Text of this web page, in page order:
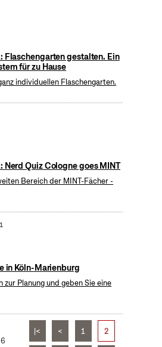
Flaschengarten gestalten. Ein
für zu Hause
individuellen Flaschengarten.
Nerd Quiz Cologne goes MINT
Bereich der MINT-Fächer -
in Köln-Marienburg
zur Planung und geben Sie eine
|< < 1 2